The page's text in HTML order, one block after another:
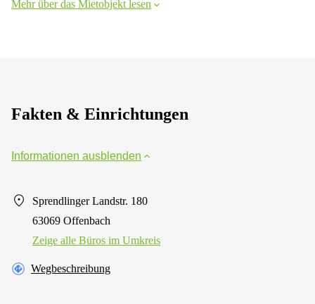
Mehr über das Mietobjekt lesen
Fakten & Einrichtungen
Informationen ausblenden
Sprendlinger Landstr. 180
63069 Offenbach
Zeige alle Büros im Umkreis
Wegbeschreibung